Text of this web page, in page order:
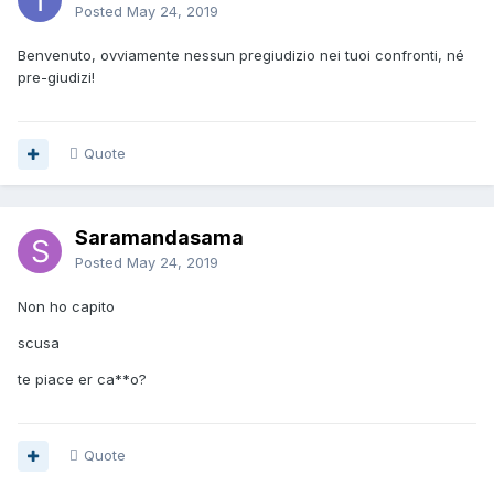
Posted May 24, 2019
Benvenuto, ovviamente nessun pregiudizio nei tuoi confronti, né
pre-giudizi!
Quote
Saramandasama
Posted May 24, 2019
Non ho capito
scusa
te piace er ca**o?
Quote